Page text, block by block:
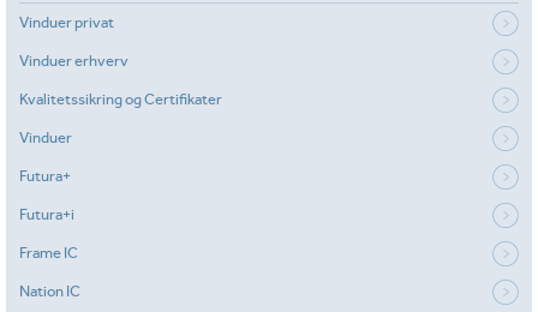
Vinduer privat
Vinduer erhverv
Kvalitetssikring og Certifikater
Vinduer
Futura+
Futura+i
Frame IC
Nation IC